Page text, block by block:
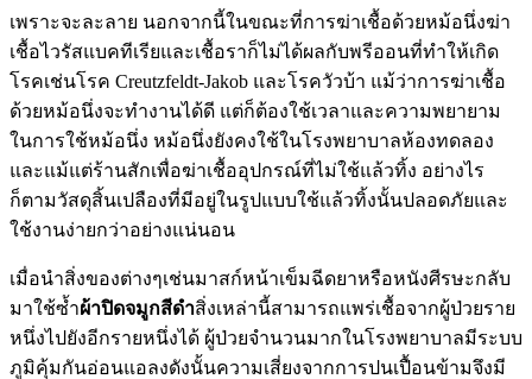
เพราะจะละลาย นอกจากนี้ในขณะที่การฆ่าเชื้อด้วยหม้อนึ่งฆ่า
เชื้อไวรัสแบคทีเรียและเชื้อราก็ไม่ได้ผลกับพรีออนที่ทำให้เกิด
โรคเช่นโรค Creutzfeldt-Jakob และโรควัวบ้า แม้ว่าการฆ่าเชื้อ
ด้วยหม้อนึ่งจะทำงานได้ดี แต่ก็ต้องใช้เวลาและความพยายาม
ในการใช้หม้อนึ่ง หม้อนึ่งยังคงใช้ในโรงพยาบาลห้องทดลอง
และแม้แต่ร้านสักเพื่อฆ่าเชื้ออุปกรณ์ที่ไม่ใช้แล้วทิ้ง อย่างไร
ก็ตามวัสดุสิ้นเปลืองที่มีอยู่ในรูปแบบใช้แล้วทิ้งนั้นปลอดภัยและ
ใช้งานง่ายกว่าอย่างแน่นอน
เมื่อนำสิ่งของต่างๆเช่นมาสก์หน้าเข็มฉีดยาหรือหนังศีรษะกลับ
มาใช้ซ้ำผ้าปิดจมูกสีดําสิ่งเหล่านี้สามารถแพร่เชื้อจากผู้ป่วยราย
หนึ่งไปยังอีกรายหนึ่งได้ ผู้ป่วยจำนวนมากในโรงพยาบาลมีระบบ
ภูมิคุ้มกันอ่อนแอลงดังนั้นความเสี่ยงจากการปนเปื้อนข้ามจึงมี